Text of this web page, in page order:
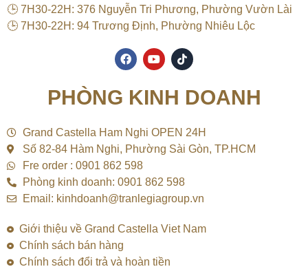
🕒 7H30-22H: 376 Nguyễn Tri Phương, Phường Vườn Lài
🕒 7H30-22H: 94 Trương Định, Phường Nhiêu Lộc
F
a
o
k
Y
o
u
b
T
i
k
PHÒNG KINH DOANH
Grand Castella Ham Nghi OPEN 24H
Số 82-84 Hàm Nghi, Phường Sài Gòn, TP.HCM
Fre order : 0901 862 598
Phòng kinh doanh: 0901 862 598
Email: kinhdoanh@tranlegiagroup.vn
Giới thiệu về Grand Castella Viet Nam
Chính sách bán hàng
Chính sách đổi trả và hoàn tiền